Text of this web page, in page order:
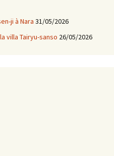
ji à Nara 31/05/2026
villa Tairyu-sanso 26/05/2026